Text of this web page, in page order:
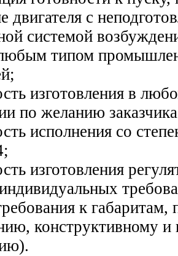
двигателя с
системой
типом
изготовления в
по желанию
исполнения со
изготовления
к
конструктивному и